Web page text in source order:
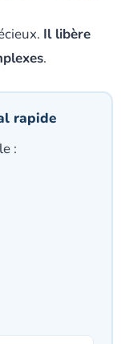
Il libère
.
rapide
: